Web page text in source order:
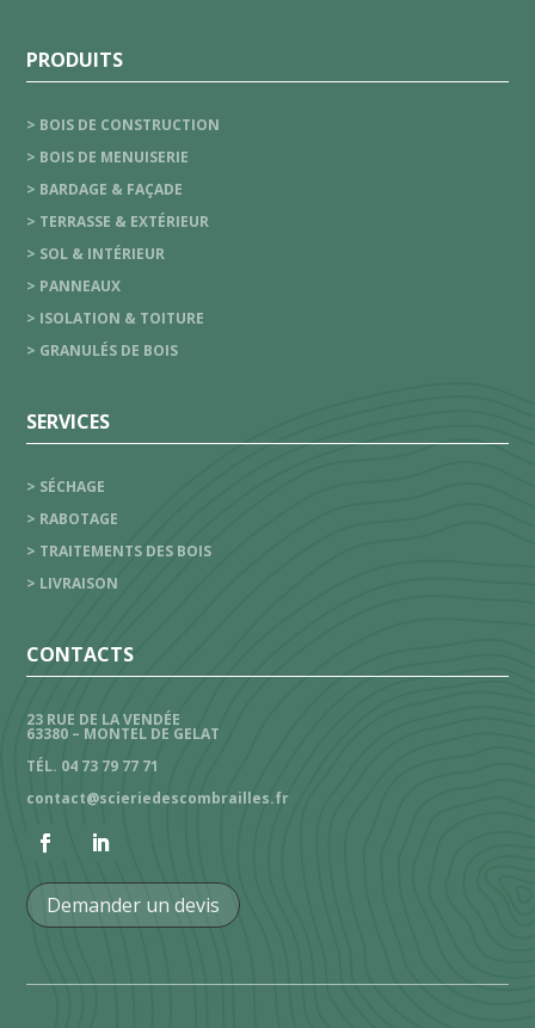
PRODUITS
> BOIS DE CONSTRUCTION
> BOIS DE MENUISERIE
> BARDAGE & FAÇADE
> TERRASSE & EXTÉRIEUR
> SOL & INTÉRIEUR
> PANNEAUX
> ISOLATION & TOITURE
> GRANULÉS DE BOIS
SERVICES
> SÉCHAGE
> RABOTAGE
> TRAITEMENTS DES BOIS
> LIVRAISON
CONTACTS
23 RUE DE LA VENDÉE
63380 – MONTEL DE GELAT
TÉL. 04 73 79 77 71
contact@scieriedescombrailles.fr
Demander un devis